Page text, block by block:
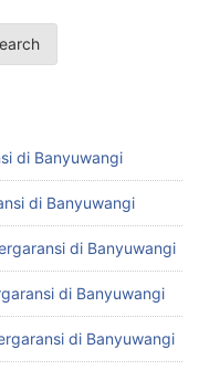
di Banyuwangi
di Banyuwangi
di Banyuwangi
di Banyuwangi
di Banyuwangi